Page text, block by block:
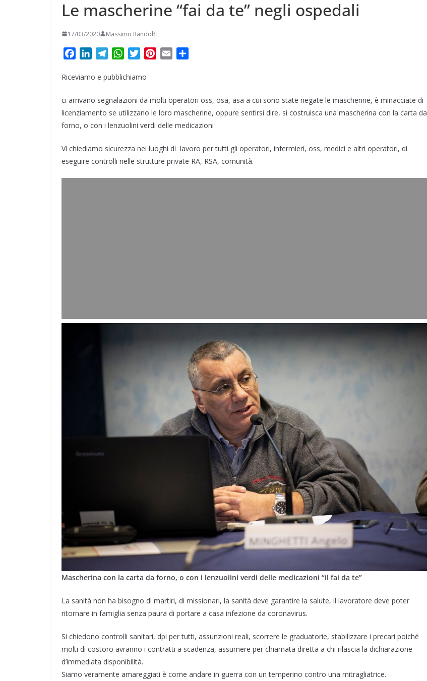
Le mascherine “fai da te” negli ospedali
17/03/2020 Massimo Randolfi
c
b
o
o
n
e
d
I
l
g
r
a
W
a
s
A
p
i
t
e
r
e
r
e
t
l
i
v
i
i
Riceviamo e pubblichiamo
ci arrivano segnalazioni da molti operatori oss, osa, asa a cui sono state negate le mascherine, è minacciate di
licenziamento se utilizzano le loro mascherine, oppure sentirsi dire, si costruisca una mascherina con la carta da
forno, o con i lenzuolini verdi delle medicazioni
Vi chiediamo sicurezza nei luoghi di lavoro per tutti gli operatori, infermieri, oss, medici e altri operatori, di
eseguire controlli nelle strutture private RA, RSA, comunità.
Mascherina con la carta da forno, o con i lenzuolini verdi delle medicazioni “il fai da te”
La sanità non ha bisogno di martiri, di missionari, la sanità deve garantire la salute, il lavoratore deve poter
ritornare in famiglia senza paura di portare a casa infezione da coronavirus.
Si chiedono controlli sanitari, dpi per tutti, assunzioni reali, scorrere le graduatorie, stabilizzare i precari poiché
molti di costoro avranno i contratti a scadenza, assumere per chiamata diretta a chi rilascia la dichiarazione
d’immediata disponibilità.
Siamo veramente amareggiati è come andare in guerra con un temperino contro una mitragliatrice.